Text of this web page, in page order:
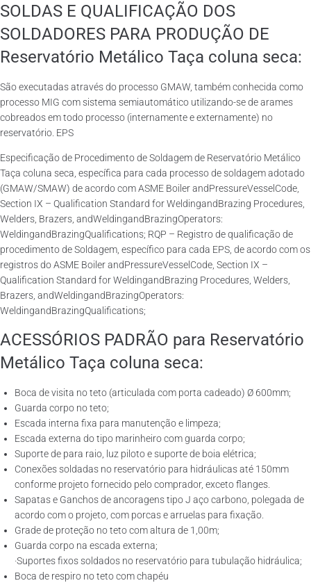
SOLDAS E QUALIFICAÇÃO DOS
SOLDADORES PARA PRODUÇÃO DE
Reservatório Metálico Taça coluna seca:
São executadas através do processo GMAW, também conhecida como
processo MIG com sistema semiautomático utilizando-se de arames
cobreados em todo processo (internamente e externamente) no
reservatório. EPS
Especificação de Procedimento de Soldagem de Reservatório Metálico
Taça coluna seca, específica para cada processo de soldagem adotado
(GMAW/SMAW) de acordo com ASME Boiler andPressureVesselCode,
Section IX – Qualification Standard for WeldingandBrazing Procedures,
Welders, Brazers, andWeldingandBrazingOperators:
WeldingandBrazingQualifications; RQP – Registro de qualificação de
procedimento de Soldagem, específico para cada EPS, de acordo com os
registros do ASME Boiler andPressureVesselCode, Section IX –
Qualification Standard for WeldingandBrazing Procedures, Welders,
Brazers, andWeldingandBrazingOperators:
WeldingandBrazingQualifications;
ACESSÓRIOS PADRÃO para Reservatório
Metálico Taça coluna seca:
Boca de visita no teto (articulada com porta cadeado) Ø 600mm;
Guarda corpo no teto;
Escada interna fixa para manutenção e limpeza;
Escada externa do tipo marinheiro com guarda corpo;
Suporte de para raio, luz piloto e suporte de boia elétrica;
Conexões soldadas no reservatório para hidráulicas até 150mm
conforme projeto fornecido pelo comprador, exceto flanges.
Sapatas e Ganchos de ancoragens tipo J aço carbono, polegada de
acordo com o projeto, com porcas e arruelas para fixação.
Grade de proteção no teto com altura de 1,00m;
Guarda corpo na escada externa;
·Suportes fixos soldados no reservatório para tubulação hidráulica;
Boca de respiro no teto com chapéu